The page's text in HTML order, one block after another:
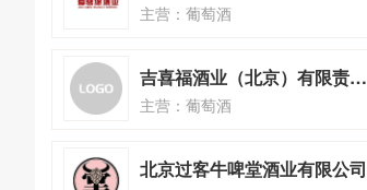
主营：葡萄酒
吉喜福酒业（北京）有限责任公司
主营：葡萄酒
北京过客牛啤堂酒业有限公司